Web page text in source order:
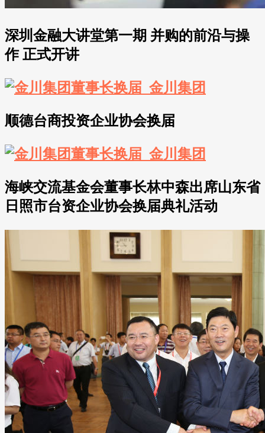
深圳金融大讲堂第一期 并购的前沿与操
作 正式开讲
顺德台商投资企业协会换届
海峡交流基金会董事长林中森出席山东省
日照市台资企业协会换届典礼活动